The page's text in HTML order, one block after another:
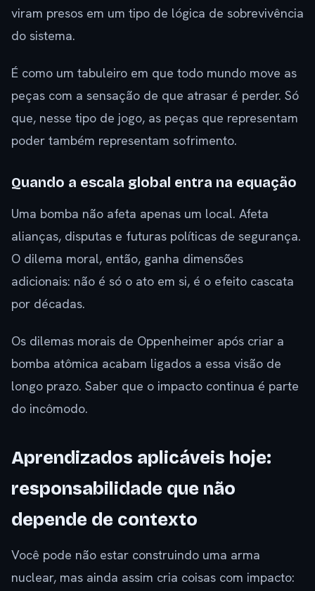
viram presos em um tipo de lógica de sobrevivência
do sistema.
É como um tabuleiro em que todo mundo move as
peças com a sensação de que atrasar é perder. Só
que, nesse tipo de jogo, as peças que representam
poder também representam sofrimento.
Quando a escala global entra na equação
Uma bomba não afeta apenas um local. Afeta
alianças, disputas e futuras políticas de segurança.
O dilema moral, então, ganha dimensões
adicionais: não é só o ato em si, é o efeito cascata
por décadas.
Os dilemas morais de Oppenheimer após criar a
bomba atômica acabam ligados a essa visão de
longo prazo. Saber que o impacto continua é parte
do incômodo.
Aprendizados aplicáveis hoje:
responsabilidade que não
depende de contexto
Você pode não estar construindo uma arma
nuclear, mas ainda assim cria coisas com impacto: